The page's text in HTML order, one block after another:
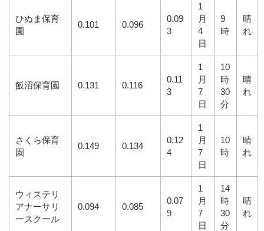
ひぬま保育
園
0.101 0.096
0.09
3
1
月
4
日
9
時
晴
れ
飯沼保育園 0.131 0.116
0.11
3
1
月
7
日
10
時
30
分
晴
れ
さくら保育
園
0.149 0.134
0.12
4
1
月
7
日
10
時
晴
れ
ウィステリ
アナーサリ
ースクール
0.094 0.085
0.07
9
1
月
7
日
14
時
30
分
晴
れ